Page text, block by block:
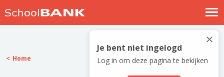
Nostalgische verhalen
Log in
Meld je gratis aan
×
Je bent niet ingelogd
Log in om deze pagina te bekijken
Home